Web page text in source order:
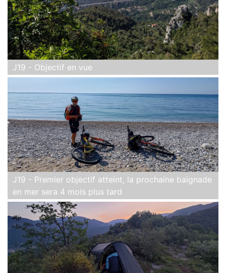
J19 - Objectif en vue
J19 - Premier objectif atteint, la prochaine baignade
en mer sera 4 mois plus tard